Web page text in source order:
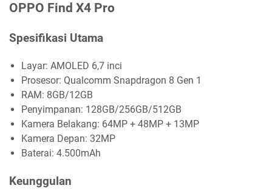
OPPO Find X4 Pro
Spesifikasi Utama
Layar: AMOLED 6,7 inci
Prosesor: Qualcomm Snapdragon 8 Gen 1
RAM: 8GB/12GB
Penyimpanan: 128GB/256GB/512GB
Kamera Belakang: 64MP + 48MP + 13MP
Kamera Depan: 32MP
Baterai: 4.500mAh
Keunggulan